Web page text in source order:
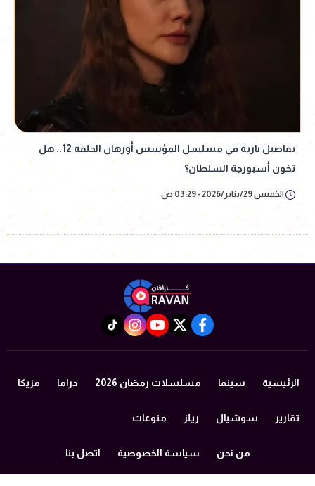
تفاصيل نارية في مسلسل المؤسس أورهان الحلقة 12.. هل
تخون أسبورجة السلطان؟
الخميس 29/يناير/2026 - 03:29 ص
facebook
twitter
youtube
instagram
tiktok
الرئيسية سينما مسلسلات رمضان 2026 دراما مزيكا
تقارير سوشيال ريلز منوعات
من نحن سياسة الخصوصية اتصل بنا